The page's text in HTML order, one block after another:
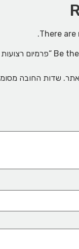
There are
שדות החובה